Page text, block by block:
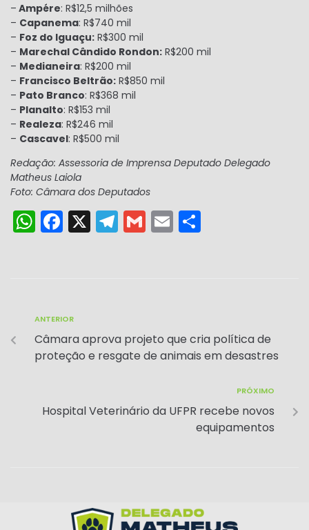
– Ampére: R$12,5 milhões
– Capanema: R$740 mil
– Foz do Iguaçu: R$300 mil
– Marechal Cândido Rondon: R$200 mil
– Medianeira: R$200 mil
– Francisco Beltrão: R$850 mil
– Pato Branco: R$368 mil
– Planalto: R$153 mil
– Realeza: R$246 mil
– Cascavel: R$500 mil
Redação: Assessoria de Imprensa Deputado Delegado
Matheus Laiola
Foto: Câmara dos Deputados
W
h
A
p
p
F
a
b
o
o
X T
el
m
G
m
E
m
ANTERIOR
Câmara aprova projeto que cria política de
proteção e resgate de animais em desastres
PRÓXIMO
Hospital Veterinário da UFPR recebe novos
equipamentos